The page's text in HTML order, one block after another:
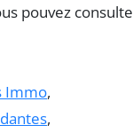
pouvez
Immo,
,